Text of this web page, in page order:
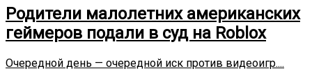
Родители малолетних американских
геймеров подали в суд на Roblox
Очередной день — очередной иск против видеоигр....